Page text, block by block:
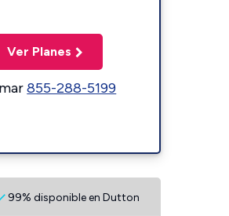
Ver Planes
855-288-5199
99% disponible en Dutton